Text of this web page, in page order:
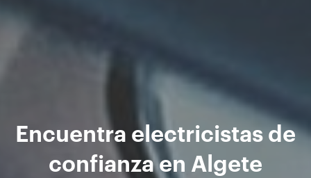
Encuentra electricistas de
confianza en Algete